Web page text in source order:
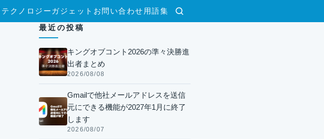
検索
テクノロジー ガジェット お問い合わせ 用語集
最近の投稿
キングオブコント2026の準々決勝進
出者まとめ
2026/08/08
Gmailで他社メールアドレスを送信
元にできる機能が2027年1月に終了
します
2026/08/07